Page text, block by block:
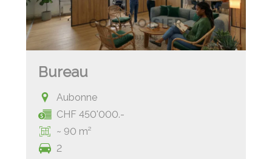
Bureau
Aubonne
CHF 450'000.-
~ 90 m²
2